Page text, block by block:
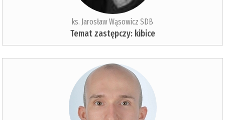
ks. Jarosław Wąsowicz SDB
Temat zastępczy: kibice